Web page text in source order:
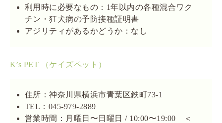
利用時に必要なもの：1年以内の各種混合ワク
チン・狂犬病の予防接種証明書
アジリティがあるかどうか：なし
K’s PET （ケイズペット）
住所：神奈川県横浜市青葉区鉄町73-1
TEL：045-979-2889
営業時間：月曜日〜日曜日 / 10:00〜19:00 ＜